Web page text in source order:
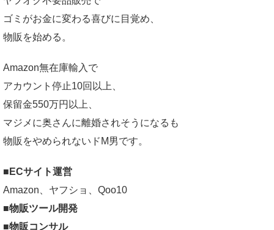
ゴミがお金に変わる喜びに目覚め、
物販を始める。
Amazon無在庫輸入で
アカウント停止10回以上、
保留金550万円以上、
マジメに奥さんに離婚されそうになるも
物販をやめられないドM男です。
■ECサイト運営
Amazon、ヤフショ、Qoo10
■物販ツール開発
■物販コンサル